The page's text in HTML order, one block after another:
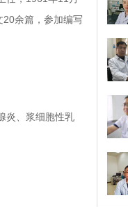
余篇，参加编写
炎、浆细胞性乳